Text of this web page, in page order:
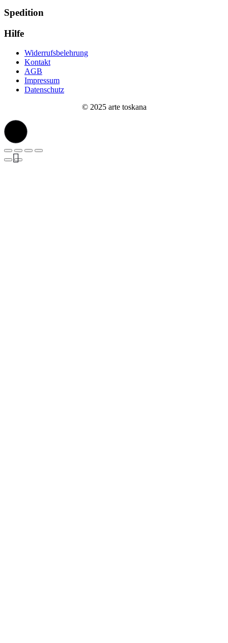
Spedition
Hilfe
Widerrufsbelehrung
Kontakt
AGB
Impressum
Datenschutz
© 2025 arte toskana